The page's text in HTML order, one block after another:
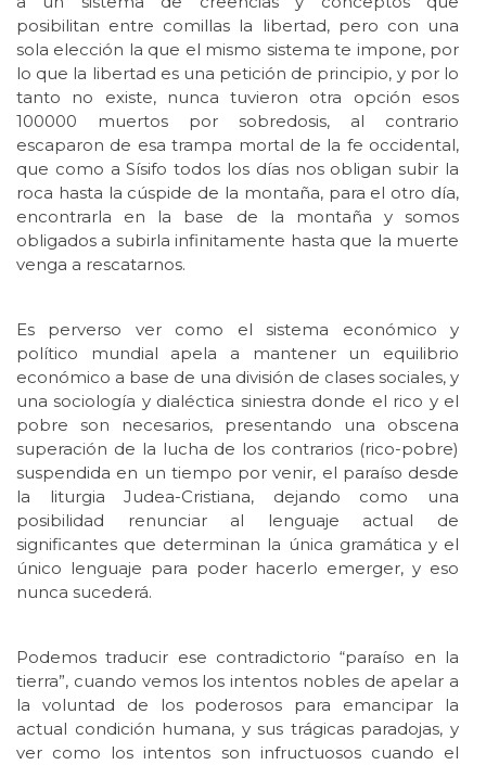
posibilitan entre comillas la libertad, pero con una
sola elección la que el mismo sistema te impone, por
lo que la libertad es una petición de principio, y por lo
tanto no existe, nunca tuvieron otra opción esos
100000 muertos por sobredosis, al contrario
escaparon de esa trampa mortal de la fe occidental,
que como a Sísifo todos los días nos obligan subir la
roca hasta la cúspide de la montaña, para el otro día,
encontrarla en la base de la montaña y somos
obligados a subirla infinitamente hasta que la muerte
venga a rescatarnos.
Es perverso ver como el sistema económico y
político mundial apela a mantener un equilibrio
económico a base de una división de clases sociales, y
una sociología y dialéctica siniestra donde el rico y el
pobre son necesarios, presentando una obscena
superación de la lucha de los contrarios (rico-pobre)
suspendida en un tiempo por venir, el paraíso desde
la liturgia Judea-Cristiana, dejando como una
posibilidad renunciar al lenguaje actual de
significantes que determinan la única gramática y el
único lenguaje para poder hacerlo emerger, y eso
nunca sucederá.
Podemos traducir ese contradictorio “paraíso en la
tierra”, cuando vemos los intentos nobles de apelar a
la voluntad de los poderosos para emancipar la
actual condición humana, y sus trágicas paradojas, y
ver como los intentos son infructuosos cuando el